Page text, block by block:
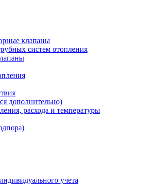
клапаны
систем отопления
дополнительно)
расхода и температуры
учета